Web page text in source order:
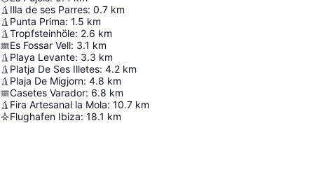
Illa de ses Parres: 0.7 km
Punta Prima: 1.5 km
Tropfsteinhöle: 2.6 km
Es Fossar Vell: 3.1 km
Playa Levante: 3.3 km
Platja De Ses Illetes: 4.2 km
Plaja De Migjorn: 4.8 km
Casetes Varador: 6.8 km
Fira Artesanal la Mola: 10.7 km
Flughafen Ibiza: 18.1 km